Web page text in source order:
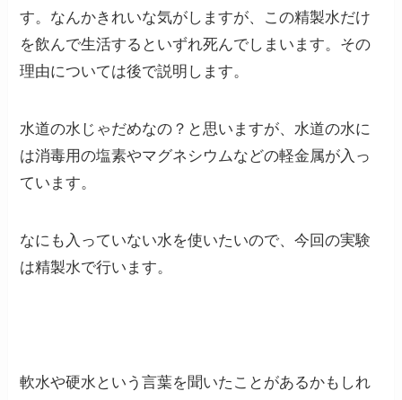
す。なんかきれいな気がしますが、この精製水だけ
を飲んで生活するといずれ死んでしまいます。その
理由については後で説明します。
水道の水じゃだめなの？と思いますが、水道の水に
は消毒用の塩素やマグネシウムなどの軽金属が入っ
ています。
なにも入っていない水を使いたいので、今回の実験
は精製水で行います。
軟水や硬水という言葉を聞いたことがあるかもしれ